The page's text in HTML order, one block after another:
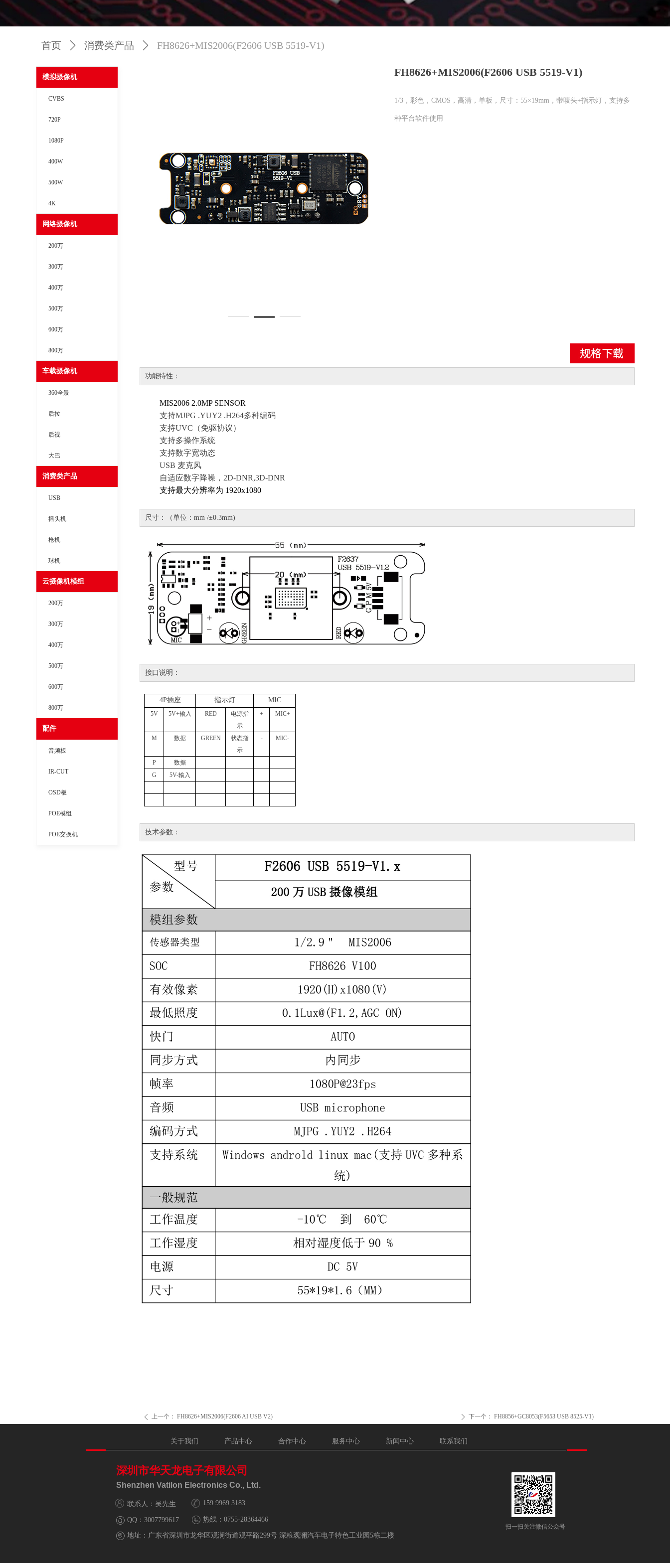
FH8626+MIS2006(F2606 USB 5519-V1)
1/3，彩色，CMOS，高清，单板，尺寸：55×19mm，带唛头+指示灯，支持多
种平台软件使用
ꄴ 上一个： FH8626+MIS2006(F2606 AI USB V2) ꄲ 下一个： FH8856+GC8053(F5653 USB 8525-V1)
功能特性：
MIS2006 2.0MP SENSOR
支持MJPG .YUY2 .H264多种编码
支持UVC（免驱协议）
支持多操作系统
支持数字宽动态
USB 麦克风
自适应数字降噪， 2D-DNR,3D-DNR
支持最大分辨率为 1920x1080
尺寸：（单位：mm /±0.3mm)
接口说明：
4P插座 指示灯 MIC
5V 5V+输入 RED
电源指
示
+ MIC+
M 数据 GREEN
状态指
示
- MIC-
P
数据
G
5V-输入
技术参数：
模拟摄像机
CVBS
720P
1080P
400W
500W
4K
网络摄像机
200万
300万
400万
500万
600万
800万
车载摄像机
360全景
后拉
后视
大巴
消费类产品
USB
摇头机
枪机
球机
云摄像机模组
200万
300万
400万
500万
600万
800万
配件
音频板
IR-CUT
OSD板
POE模组
POE交换机
首页 ꄲ 消费类产品 ꄲ FH8626+MIS2006(F2606 USB 5519-V1)
QQ： 3007799617
地址： 广东省深圳市龙华区观澜街道观平路299号 深粮观澜汽车电子特色工业园5栋二楼
关于我们 产品中心 合作中心 服务中心 新闻中心 联系我们
联系人：吴先生
扫一扫关注微信公众号
热线： 0755-28364466
159 9969 3183
深圳市华天龙电子有限公司
Shenzhen Vatilon Electronics Co., Ltd.